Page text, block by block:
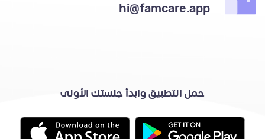
hi@famcare.app
حمل التطبيق وابدأ جلستك الأولى